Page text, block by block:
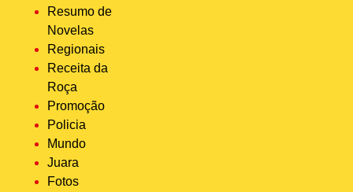
Resumo de
Novelas
Regionais
Receita da
Roça
Promoção
Policia
Mundo
Juara
Fotos